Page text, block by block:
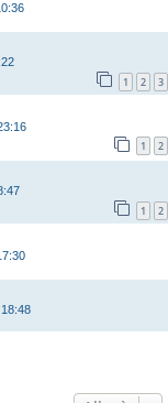
1 2 3
1 2
1 2